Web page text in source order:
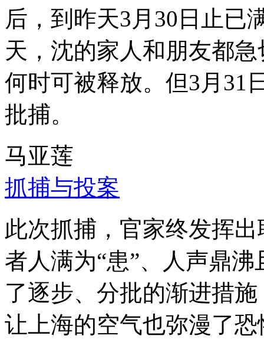
后，到昨天3月30日止已
天，沈的家人和朋友都
何时可被释放。但3月31
批捕。
马亚莲
抓捕与投案
此次抓捕，官家终发挥
者人满为“患”、人声鼎
了逐步、分批的渐进措
让上海的空气也弥漫了